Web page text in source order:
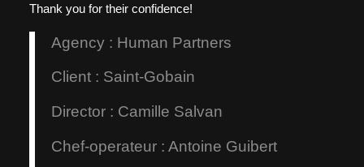
Thank you for their confidence!
Agency : Human Partners
Client : Saint-Gobain
Director : Camille Salvan
Chef-operateur : Antoine Guibert